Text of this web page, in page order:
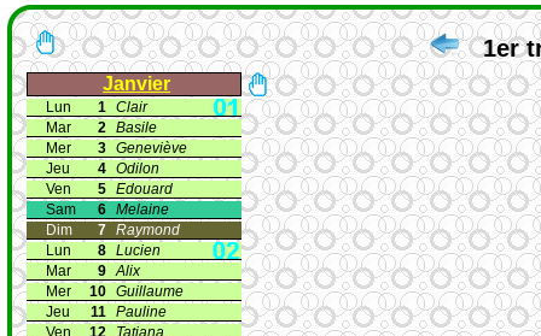
1er
Janvier
Lun 1 Clair
Mar
2 Basile
Mer
3 Geneviève
Jeu
4 Odilon
Ven
5 Edouard
Sam
6 Melaine
Dim
7 Raymond
Lun
8 Lucien
Mar
9 Alix
Mer
10 Guillaume
Jeu
11 Pauline
Ven
12
Tatiana